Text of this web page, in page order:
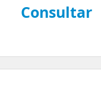
Consultar